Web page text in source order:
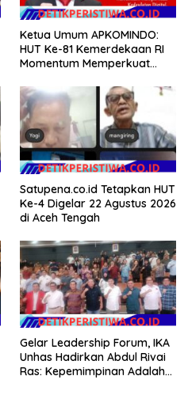
Ketua Umum APKOMINDO:
HUT Ke-81 Kemerdekaan RI
Momentum Memperkuat
Teknologi, dan Kepastian
Hukum Menuju Indonesia
Emas 2045
Satupena.co.id Tetapkan HUT
Ke-4 Digelar 22 Agustus 2026
di Aceh Tengah
Gelar Leadership Forum, IKA
Unhas Hadirkan Abdul Rivai
Ras: Kepemimpinan Adalah